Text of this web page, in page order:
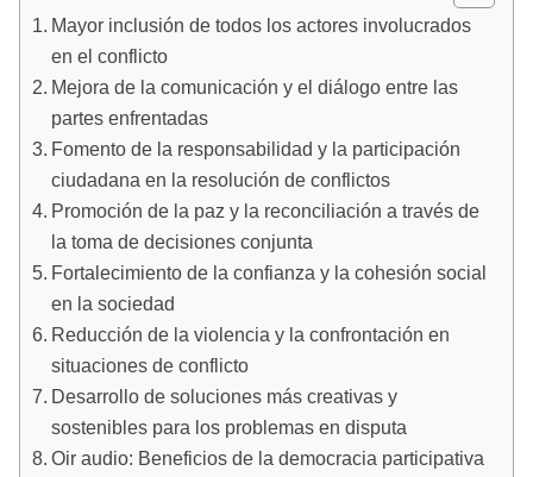
Mayor inclusión de todos los actores involucrados
en el conflicto
Mejora de la comunicación y el diálogo entre las
partes enfrentadas
Fomento de la responsabilidad y la participación
ciudadana en la resolución de conflictos
Promoción de la paz y la reconciliación a través de
la toma de decisiones conjunta
Fortalecimiento de la confianza y la cohesión social
en la sociedad
Reducción de la violencia y la confrontación en
situaciones de conflicto
Desarrollo de soluciones más creativas y
sostenibles para los problemas en disputa
Oir audio: Beneficios de la democracia participativa